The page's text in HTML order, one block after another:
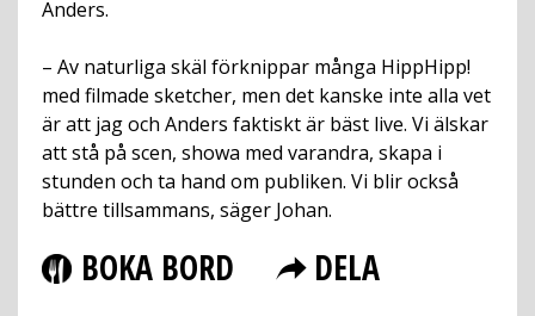
Anders.
– Av naturliga skäl förknippar många HippHipp!
med filmade sketcher, men det kanske inte alla vet
är att jag och Anders faktiskt är bäst live. Vi älskar
att stå på scen, showa med varandra, skapa i
stunden och ta hand om publiken. Vi blir också
bättre tillsammans, säger Johan.
BOKA BORD DELA